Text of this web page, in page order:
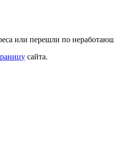
или перешли по
сайта.